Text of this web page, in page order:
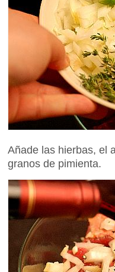
Añade las hierbas, el
granos de pimienta.